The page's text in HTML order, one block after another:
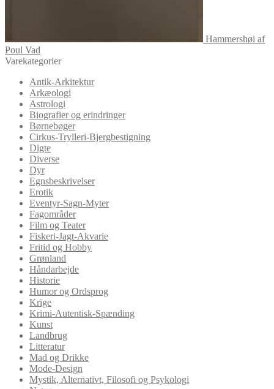
Hammershøi af
Poul Vad
Varekategorier
Antik-Arkitektur
Arkæologi
Astrologi
Biografier og erindringer
Børnebøger
Cirkus-Trylleri-Bjergbestigning
Digte
Diverse
Dyr
Egnsbeskrivelser
Erotik
Eventyr-Sagn-Myter
Fagområder
Film og Teater
Fiskeri-Jagt-Akvarie
Fritid og Hobby
Grønland
Håndarbejde
Historie
Humor og Ordsprog
Krige
Krimi-Autentisk-Spænding
Kunst
Landbrug
Litteratur
Mad og Drikke
Mode-Design
Mystik, Alternativt, Filosofi og Psykologi